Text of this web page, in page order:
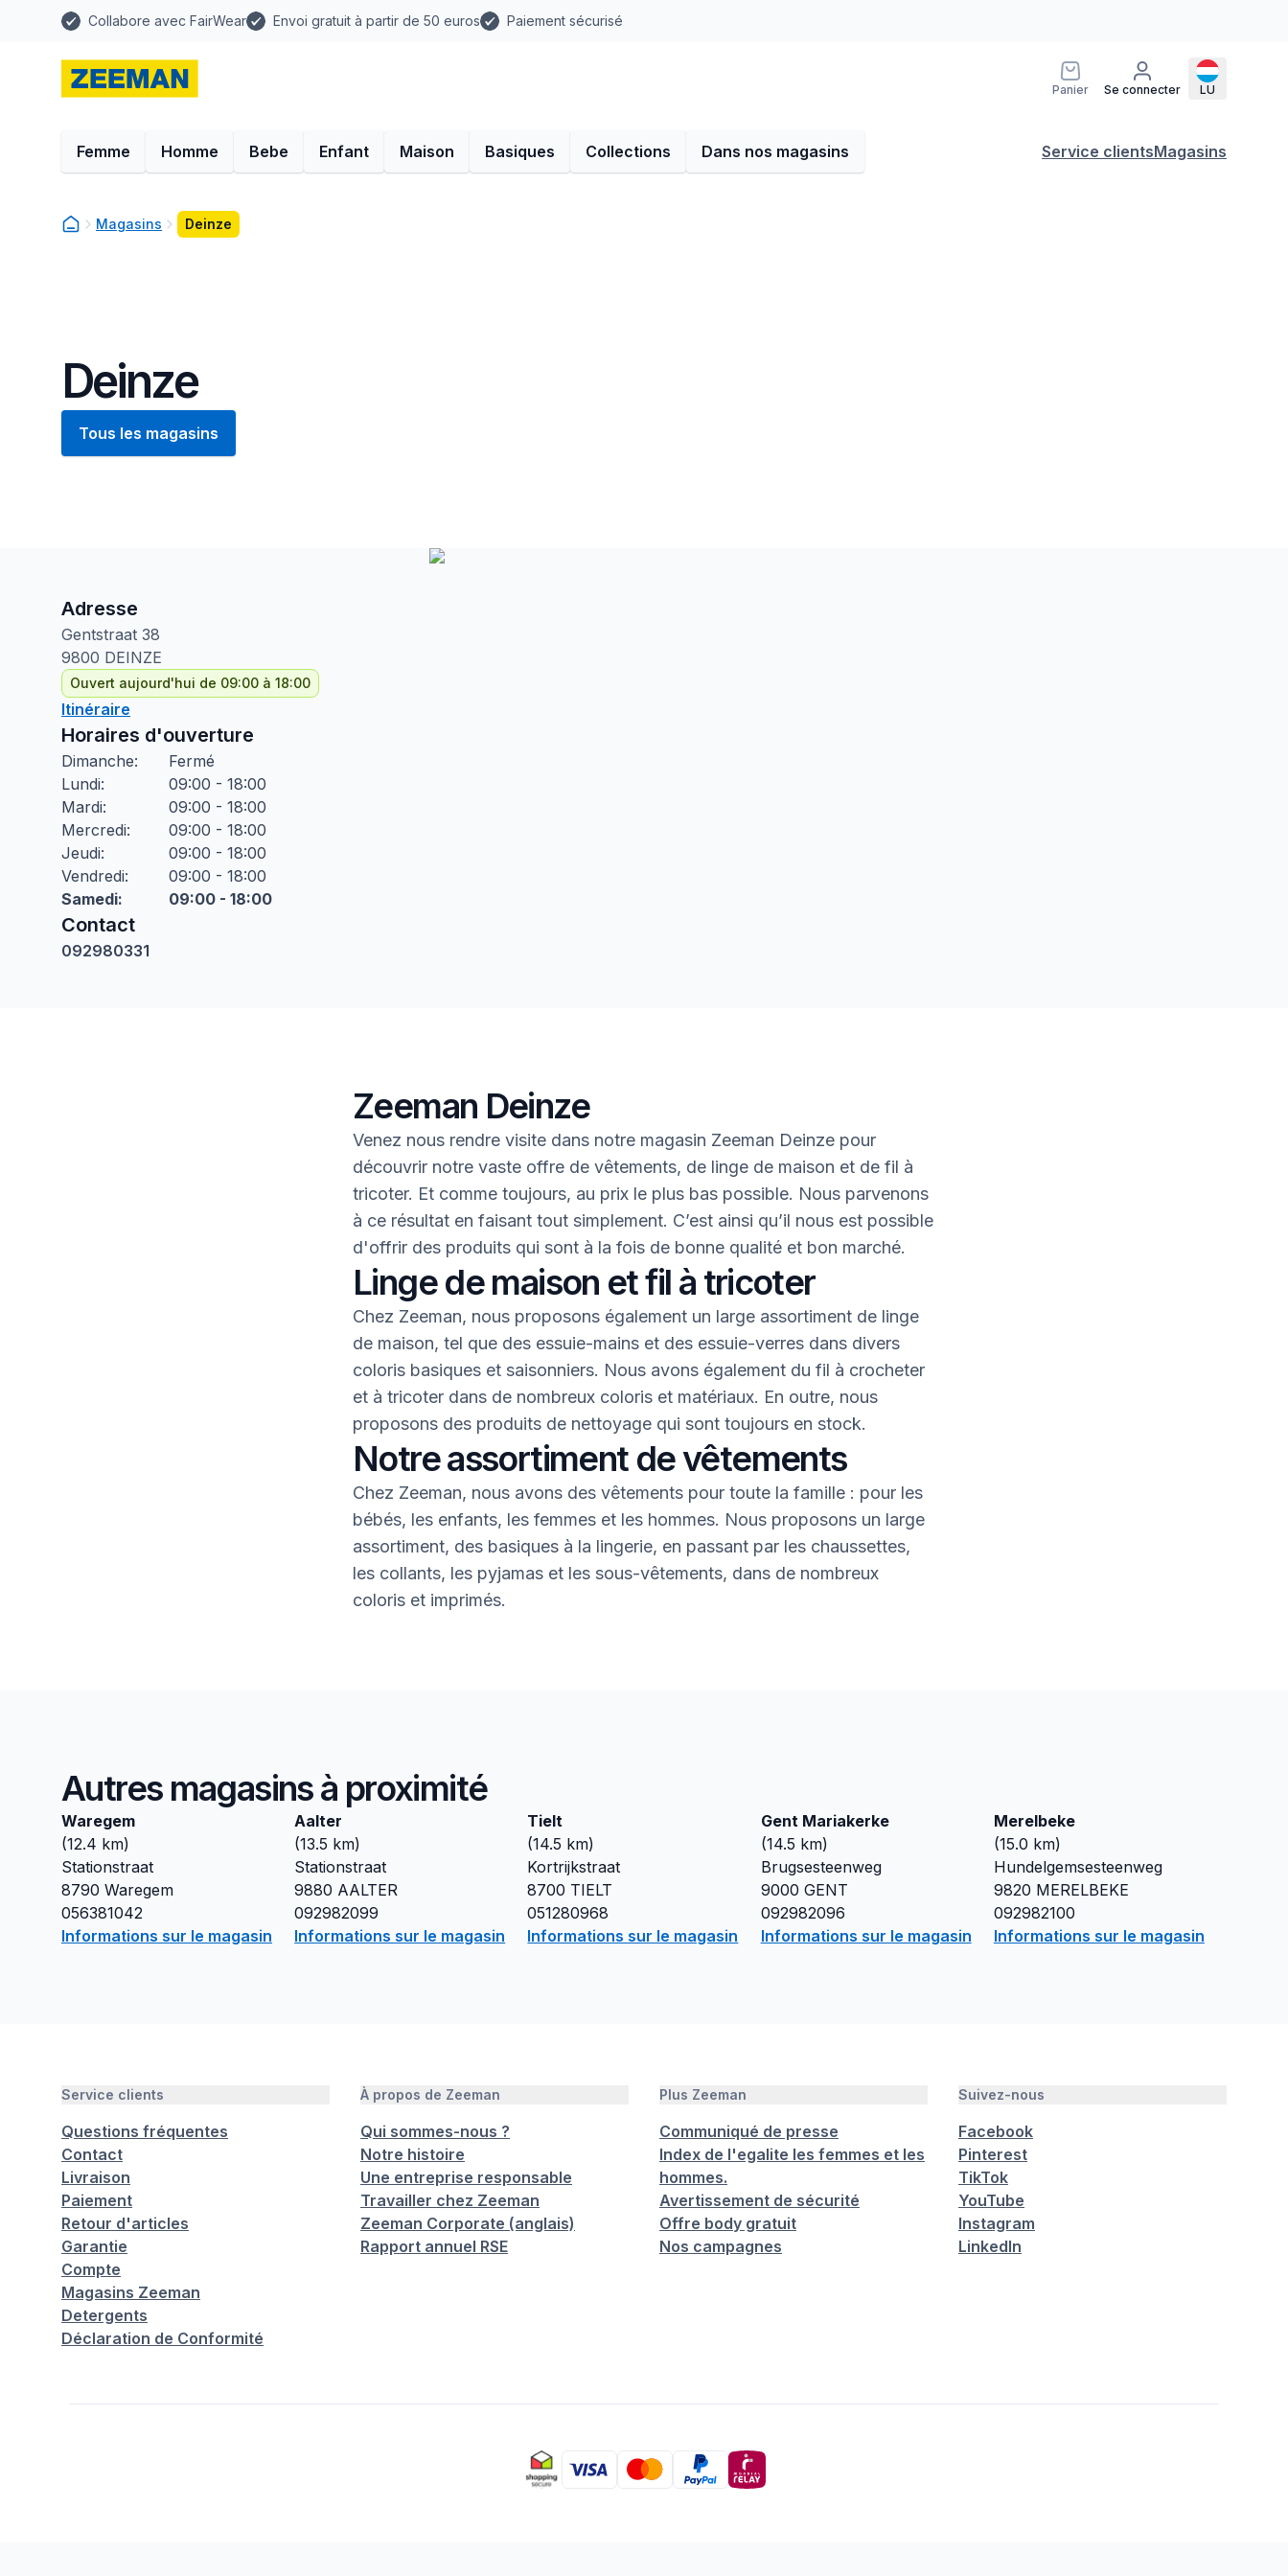
Collabore avec FairWear Envoi gratuit à partir de 50 euros Paiement sécurisé
Panier Se connecter LU
Femme Homme Bebe Enfant Maison Basiques Collections Dans nos magasins Service clientsMagasins
Magasins Deinze
Deinze
Tous les magasins
Adresse
Gentstraat 38
9800 DEINZE
Ouvert aujourd'hui de 09:00 à 18:00
Itinéraire
Horaires d'ouverture
Dimanche:
Fermé
Lundi:
09:00 - 18:00
Mardi:
09:00 - 18:00
Mercredi:
09:00 - 18:00
Jeudi:
09:00 - 18:00
Vendredi:
09:00 - 18:00
Samedi: 09:00 - 18:00
Contact
092980331
Zeeman Deinze
Venez nous rendre visite dans notre magasin Zeeman Deinze pour
découvrir notre vaste offre de vêtements, de linge de maison et de fil à
tricoter. Et comme toujours, au prix le plus bas possible. Nous parvenons
à ce résultat en faisant tout simplement. C’est ainsi qu’il nous est possible
d'offrir des produits qui sont à la fois de bonne qualité et bon marché.
Linge de maison et fil à tricoter
Chez Zeeman, nous proposons également un large assortiment de linge
de maison, tel que des essuie-mains et des essuie-verres dans divers
coloris basiques et saisonniers. Nous avons également du fil à crocheter
et à tricoter dans de nombreux coloris et matériaux. En outre, nous
proposons des produits de nettoyage qui sont toujours en stock.
Notre assortiment de vêtements
Chez Zeeman, nous avons des vêtements pour toute la famille : pour les
bébés, les enfants, les femmes et les hommes. Nous proposons un large
assortiment, des basiques à la lingerie, en passant par les chaussettes,
les collants, les pyjamas et les sous-vêtements, dans de nombreux
coloris et imprimés.
Autres magasins à proximité
Waregem
(12.4 km)
Stationstraat
8790 Waregem
056381042
Informations sur le magasin
Aalter
(13.5 km)
Stationstraat
9880 AALTER
092982099
Informations sur le magasin
Tielt
(14.5 km)
Kortrijkstraat
8700 TIELT
051280968
Informations sur le magasin
Gent Mariakerke
(14.5 km)
Brugsesteenweg
9000 GENT
092982096
Informations sur le magasin
Merelbeke
(15.0 km)
Hundelgemsesteenweg
9820 MERELBEKE
092982100
Informations sur le magasin
Service clients
Questions fréquentes
Contact
Livraison
Paiement
Retour d'articles
Garantie
Compte
Magasins Zeeman
Detergents
Déclaration de Conformité
À propos de Zeeman
Qui sommes-nous ?
Notre histoire
Une entreprise responsable
Travailler chez Zeeman
Zeeman Corporate (anglais)
Rapport annuel RSE
Plus Zeeman
Communiqué de presse
Index de l'egalite les femmes et les
hommes.
Avertissement de sécurité
Offre body gratuit
Nos campagnes
Suivez-nous
Facebook
Pinterest
TikTok
YouTube
Instagram
LinkedIn